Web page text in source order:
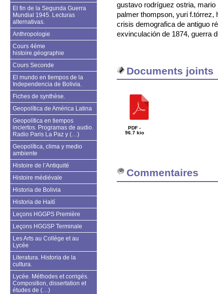
gustavo rodríguez ostria, mario
palmer thompson, yuri f.tórrez,
crisis demografica de antiguo
exvinculación de 1874, guerra
Documents joints
PDF -
96.7 kio
Commentaires
El fin de la Segunda Guerra
Mundial 1945. Lecturas
alternativas.
Anthropologie
Cours 4éme
histoire.géographie
Cours Seconde
El mundo en tiempos de la
Independencia de Bolivia.
Fiches de synthèse.
Geopolítica de América Latina
Geopolítica en tiempos
inciertos. Programas de audio.
Radio Paris La Paz y (…)
Geopolítica, clima y medio
ambiente
Histoire de l’Antiquité
Histoire médiévale
Historia de Bolivia
Historia de Haití
Leçons HGGPS Première
Leçons HGGSP Terminale
Les Arts au Collège et au
Lycée
Literatura. Historia de la
cultura.
Lycée. Méthodes et corrigés.
Composition, dissertation et
études de (…)